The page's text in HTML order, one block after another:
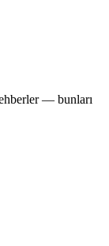
— bunları